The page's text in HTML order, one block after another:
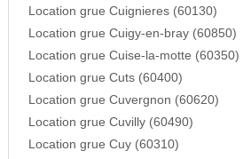
Location grue Cuignieres (60130)
Location grue Cuigy-en-bray (60850)
Location grue Cuise-la-motte (60350)
Location grue Cuts (60400)
Location grue Cuvergnon (60620)
Location grue Cuvilly (60490)
Location grue Cuy (60310)